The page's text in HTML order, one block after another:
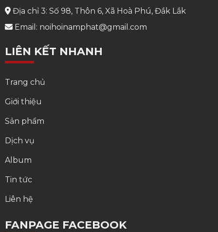
Địa chỉ 3: Số 98, Thôn 6, Xã Hoà Phú, Đắk Lắk
Email: noihoinamphat@gmail.com
LIÊN KẾT NHANH
Trang chủ
Giới thiệu
Sản phẩm
Dịch vụ
Album
Tin tức
Liên hệ
FANPAGE FACEBOOK